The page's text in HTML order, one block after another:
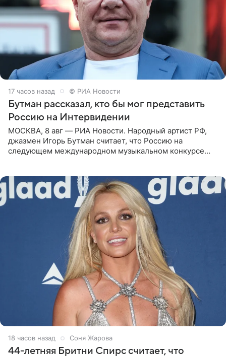
17 часов назад © РИА Новости
Бутман рассказал, кто бы мог представить
Россию на Интервидении
МОСКВА, 8 авг — РИА Новости. Народный артист РФ,
джазмен Игорь Бутман считает, что Россию на
следующем международном музыкальном конкурсе
18 часов назад Соня Жарова
44-летняя Бритни Спирс считает, что